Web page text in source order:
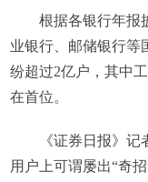
根据各银行年报
业银行、邮储银行等
纷超过2亿户，其中
在首位。
《证券日报》
用户上可谓屡出“奇